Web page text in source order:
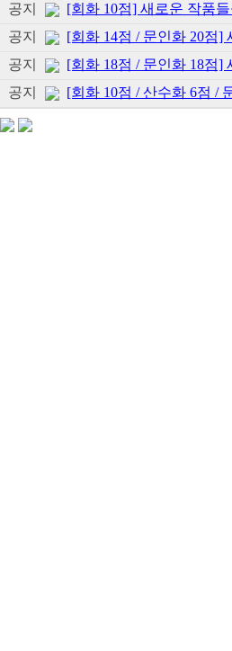
공지
[회화 10점] 새로운 작품
공지
[회화 14점 / 문인화 20점]
공지
[회화 18점 / 문인화 18점]
공지
[회화 10점 / 산수화 6점 /